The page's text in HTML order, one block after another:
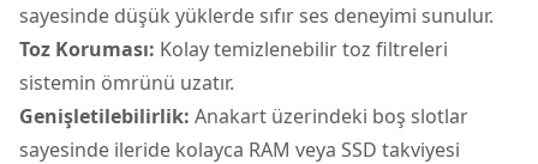
sayesinde düşük yüklerde sıfır ses deneyimi sunulur.
Toz Koruması: Kolay temizlenebilir toz filtreleri
sistemin ömrünü uzatır.
Genişletilebilirlik: Anakart üzerindeki boş slotlar
sayesinde ileride kolayca RAM veya SSD takviyesi